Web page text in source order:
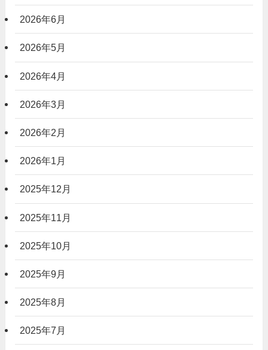
2026年6月
2026年5月
2026年4月
2026年3月
2026年2月
2026年1月
2025年12月
2025年11月
2025年10月
2025年9月
2025年8月
2025年7月